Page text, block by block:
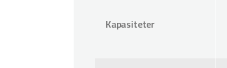
Kapasiteter